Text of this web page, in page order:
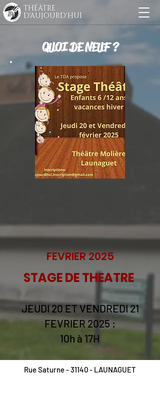
THÉÂTRE
D'AUJOURD'HUI
QUOI DE NEUF ?
FEVRIER 2025
STAGE DE THEATRE
JEUDI 20 ET VENDREDI 21
FEVRIER 2025 :
10h à 17H
Rue Saturne - 31140 - LAUNAGUET